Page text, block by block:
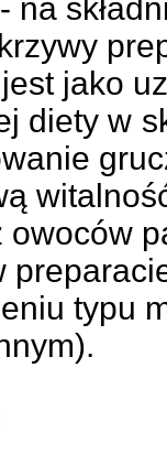
na
jako
diety w
owoców
typu